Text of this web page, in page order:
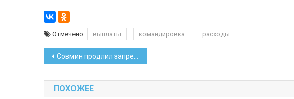
Отмечено выплаты командировка расходы
Навигация
по
Совмин продлил запрет на вывоз из страны 253 видов товаров
ПОХОЖЕЕ